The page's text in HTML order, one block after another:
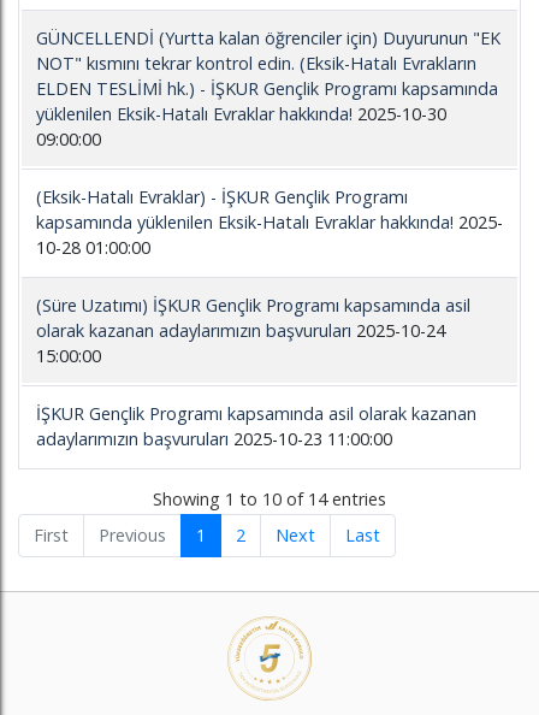
GÜNCELLENDİ (Yurtta kalan öğrenciler için) Duyurunun "EK
NOT" kısmını tekrar kontrol edin. (Eksik-Hatalı Evrakların
ELDEN TESLİMİ hk.) - İŞKUR Gençlik Programı kapsamında
yüklenilen Eksik-Hatalı Evraklar hakkında! 2025-10-30
09:00:00
(Eksik-Hatalı Evraklar) - İŞKUR Gençlik Programı
kapsamında yüklenilen Eksik-Hatalı Evraklar hakkında! 2025-
10-28 01:00:00
(Süre Uzatımı) İŞKUR Gençlik Programı kapsamında asil
olarak kazanan adaylarımızın başvuruları 2025-10-24
15:00:00
İŞKUR Gençlik Programı kapsamında asil olarak kazanan
adaylarımızın başvuruları 2025-10-23 11:00:00
Showing 1 to 10 of 14 entries
First
Previous 1 2 Next Last